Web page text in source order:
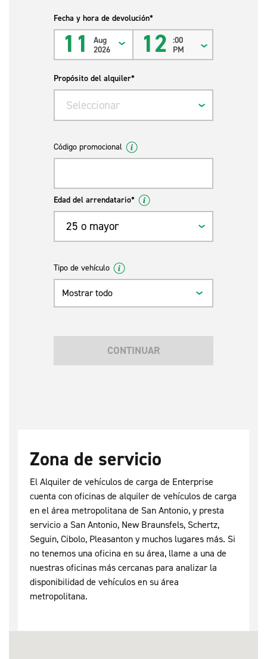
Fecha y hora de devolución*
11
Aug
2026
12 :00
PM
Propósito del alquiler*
Seleccionar
Código promocional
Edad del arrendatario*
25 o mayor
Tipo de vehículo
Mostrar todo
CONTINUAR
Zona de servicio
El Alquiler de vehículos de carga de Enterprise
cuenta con oficinas de alquiler de vehículos de carga
en el área metropolitana de San Antonio, y presta
servicio a San Antonio, New Braunsfels, Schertz,
Seguin, Cibolo, Pleasanton y muchos lugares más. Si
no tenemos una oficina en su área, llame a una de
nuestras oficinas más cercanas para analizar la
disponibilidad de vehículos en su área
metropolitana.